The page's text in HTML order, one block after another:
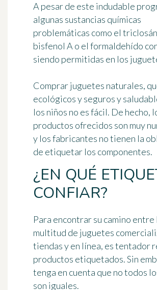
A pesar de este indudable
algunas sustancias químicas
problemáticas como el
bisfenol A o el formaldehído
siendo permitidas en los
Comprarjuguetes naturales,
ecológicos y seguros y
los niños no es fácil. De hecho,
productos ofrecidos son muy
y los fabricantes no tienen la
de etiquetar los componentes.
¿EN QUÉ
CONFIAR?
Para encontrar su camino entre
multitud de juguetes
tiendas y en línea, es tentador
productos etiquetados. Sin
tenga en cuenta que no todos
son iguales.